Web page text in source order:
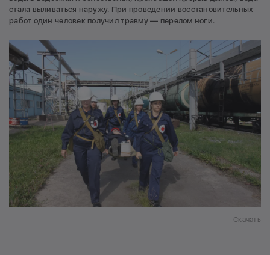
стала выливаться наружу. При проведении восстановительных
работ один человек получил травму — перелом ноги.
Скачать